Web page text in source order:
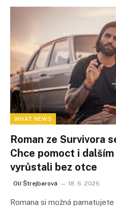
WHAT NEWS
Roman ze Survivora
Chce pomoct i
vyrůstali bez otce
Olí Štrejbarová 18. 6. 2026
Romana si možná